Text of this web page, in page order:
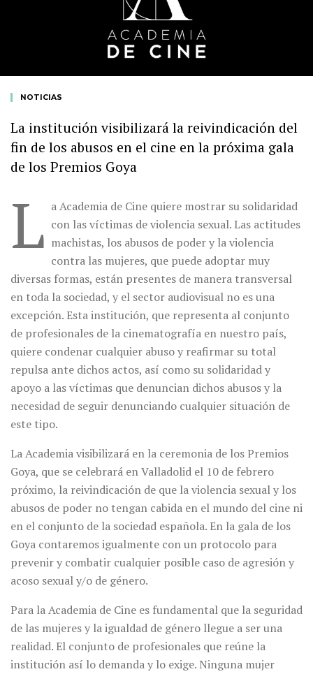
NOTICIAS
La institución visibilizará la reivindicación del
fin de los abusos en el cine en la próxima gala
de los Premios Goya
L a Academia de Cine quiere mostrar su solidaridad
con las víctimas de violencia sexual. Las actitudes
machistas, los abusos de poder y la violencia
contra las mujeres, que puede adoptar muy
diversas formas, están presentes de manera transversal
en toda la sociedad, y el sector audiovisual no es una
excepción. Esta institución, que representa al conjunto
de profesionales de la cinematografía en nuestro país,
quiere condenar cualquier abuso y reafirmar su total
repulsa ante dichos actos, así como su solidaridad y
apoyo a las víctimas que denuncian dichos abusos y la
necesidad de seguir denunciando cualquier situación de
este tipo.
La Academia visibilizará en la ceremonia de los Premios
Goya, que se celebrará en Valladolid el 10 de febrero
próximo, la reivindicación de que la violencia sexual y los
abusos de poder no tengan cabida en el mundo del cine ni
en el conjunto de la sociedad española. En la gala de los
Goya contaremos igualmente con un protocolo para
prevenir y combatir cualquier posible caso de agresión y
acoso sexual y/o de género.
Para la Academia de Cine es fundamental que la seguridad
de las mujeres y la igualdad de género llegue a ser una
realidad. El conjunto de profesionales que reúne la
institución así lo demanda y lo exige. Ninguna mujer